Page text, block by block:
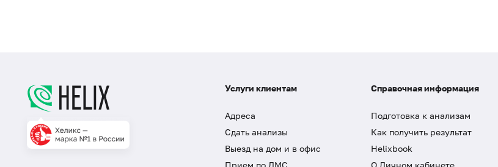
Услуги клиентам
Адреса
Сдать анализы
Выезд на дом и в офис
Прием по ДМС
Справочная информация
Подготовка к анализам
Как получить результат
Helixbook
О Личном кабинете